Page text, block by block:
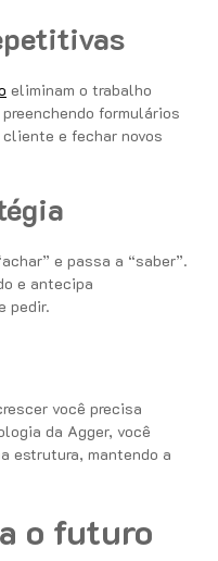
eliminam o trabalho
formulários
e fechar novos
e passa a “saber”.
e antecipa
pedir.
você precisa
da Agger, você
estrutura, mantendo a
o futuro